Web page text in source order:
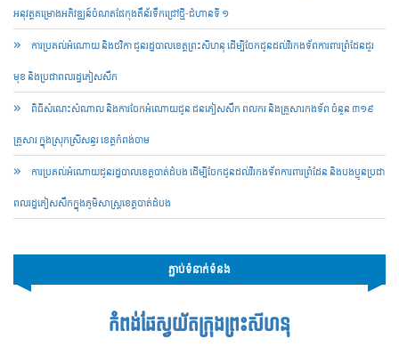
អនុវត្តគម្រោងអភិវឌ្ឍន៍ចំណតផែកុងតឺន័រទឹកជ្រៅថ្មី-ជំហានទី ១
ការប្រគល់អំណោយ និងថវិកា ជូនរដ្ឋបាលខេត្តព្រះសីហនុ ដើម្បីចែកជូនដល់វីរកងទ័ពការពារព្រំដែនជួរ
មុខ និងប្រជាពលរដ្ឋភៀសសឹក
ពិធីសំណេះសំណាល និងការចែកអំណោយជូន ជនភៀសសឹក ពលករ និងគ្រួសារកងទ័ព ចំនួន ៣១៩
គ្រួសារ ក្នុងស្រុកស្រីសន្ធរ ខេត្តកំពង់ចាម
ការប្រគល់អំណោយជូនរដ្ឋបាលខេត្តបាត់ដំបង ដើម្បីចែកជូនដល់វីរកងទ័ពការពារព្រំដែន និងបងប្អូនប្រជា
ពលរដ្ឋភៀសសឹកក្នុងភូមិសាស្ត្រខេត្តបាត់ដំបង
ភ្ជាប់ទំនាក់ទំនង
កំពង់ផែស្វយ័តក្រុងព្រះសីហនុ